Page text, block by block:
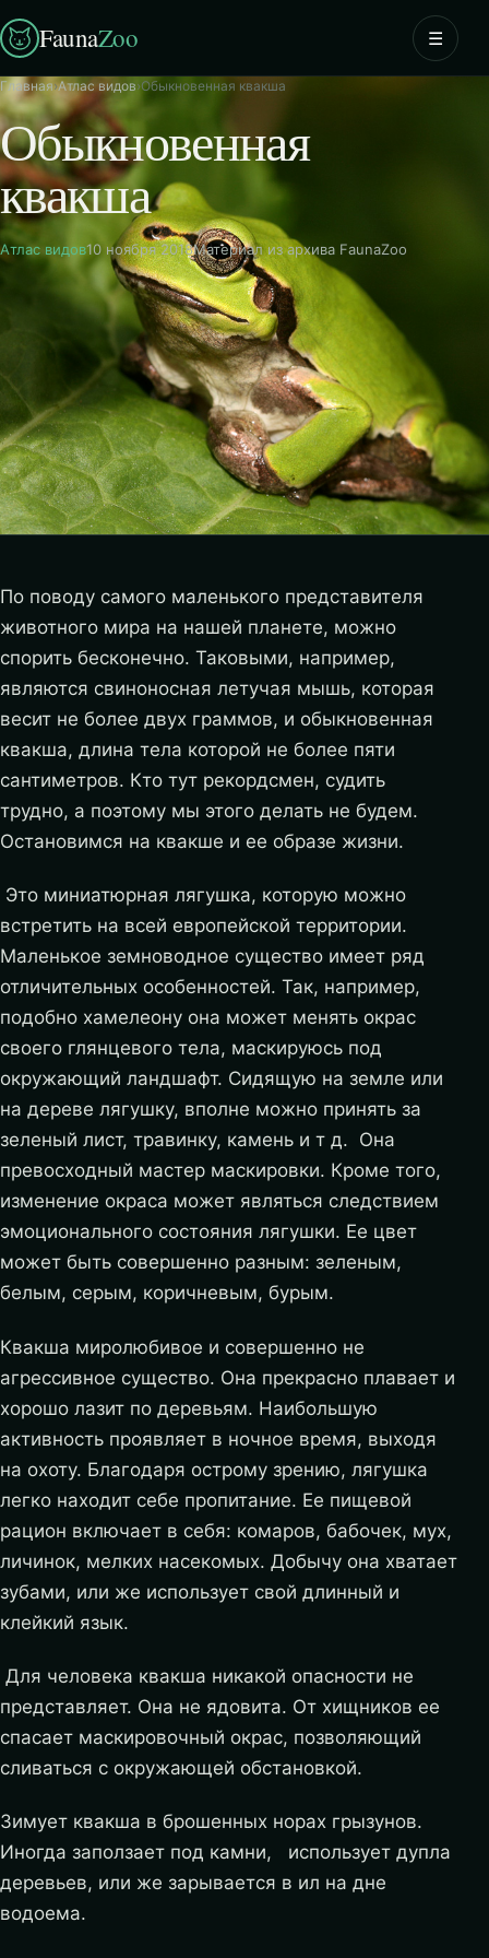
FaunaZoo ☰
Главная›Атлас видов›Обыкновенная квакша
Обыкновенная
квакша
Атлас видов10 ноября 2018Материал из архива FaunaZoo
По поводу самого маленького представителя
животного мира на нашей планете, можно
спорить бесконечно. Таковыми, например,
являются свиноносная летучая мышь, которая
весит не более двух граммов, и обыкновенная
квакша, длина тела которой не более пяти
сантиметров. Кто тут рекордсмен, судить
трудно, а поэтому мы этого делать не будем.
Остановимся на квакше и ее образе жизни.
Это миниатюрная лягушка, которую можно
встретить на всей европейской территории.
Маленькое земноводное существо имеет ряд
отличительных особенностей. Так, например,
подобно хамелеону она может менять окрас
своего глянцевого тела, маскируюсь под
окружающий ландшафт. Сидящую на земле или
на дереве лягушку, вполне можно принять за
зеленый лист, травинку, камень и т д. Она
превосходный мастер маскировки. Кроме того,
изменение окраса может являться следствием
эмоционального состояния лягушки. Ее цвет
может быть совершенно разным: зеленым,
белым, серым, коричневым, бурым.
Квакша миролюбивое и совершенно не
агрессивное существо. Она прекрасно плавает и
хорошо лазит по деревьям. Наибольшую
активность проявляет в ночное время, выходя
на охоту. Благодаря острому зрению, лягушка
легко находит себе пропитание. Ее пищевой
рацион включает в себя: комаров, бабочек, мух,
личинок, мелких насекомых. Добычу она хватает
зубами, или же использует свой длинный и
клейкий язык.
Для человека квакша никакой опасности не
представляет. Она не ядовита. От хищников ее
спасает маскировочный окрас, позволяющий
сливаться с окружающей обстановкой.
Зимует квакша в брошенных норах грызунов.
Иногда заползает под камни, использует дупла
деревьев, или же зарывается в ил на дне
водоема.